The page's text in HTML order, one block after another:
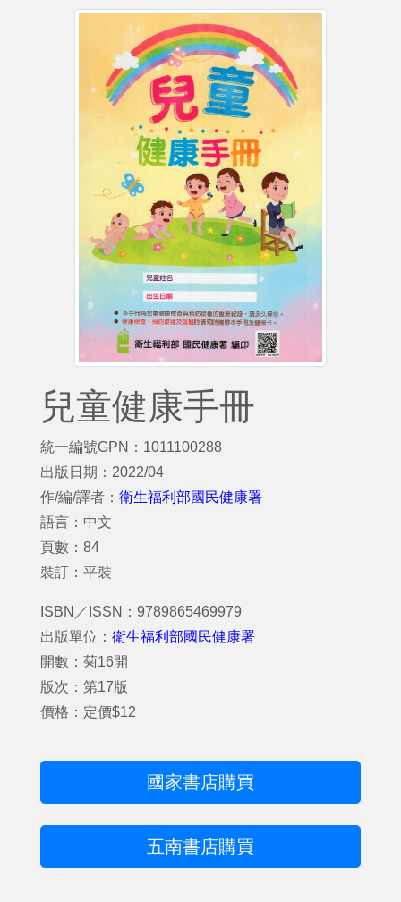
兒童健康手冊
統一編號GPN：1011100288
出版日期：2022/04
作/編/譯者： 衛生福利部國民健康署
語言：中文
頁數：84
裝訂：平裝
ISBN／ISSN：9789865469979
出版單位： 衛生福利部國民健康署
開數：菊16開
版次：第17版
價格：定價$12
國家書店購買
五南書店購買